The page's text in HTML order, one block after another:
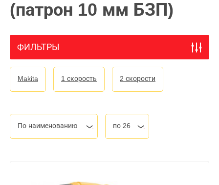
(патрон 10 мм БЗП)
ФИЛЬТРЫ
Makita 1 скорость 2 скорости
По наименованию по 26